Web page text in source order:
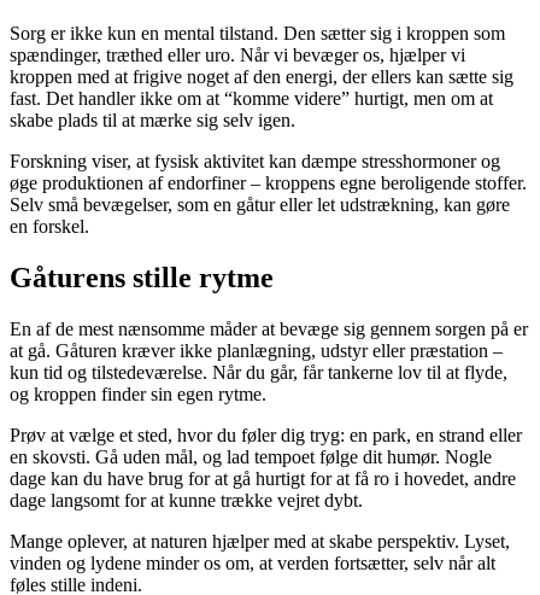
Sorg er ikke kun en mental tilstand. Den sætter sig i kroppen som
spændinger, træthed eller uro. Når vi bevæger os, hjælper vi
kroppen med at frigive noget af den energi, der ellers kan sætte sig
fast. Det handler ikke om at “komme videre” hurtigt, men om at
skabe plads til at mærke sig selv igen.
Forskning viser, at fysisk aktivitet kan dæmpe stresshormoner og
øge produktionen af endorfiner – kroppens egne beroligende stoffer.
Selv små bevægelser, som en gåtur eller let udstrækning, kan gøre
en forskel.
Gåturens stille rytme
En af de mest nænsomme måder at bevæge sig gennem sorgen på er
at gå. Gåturen kræver ikke planlægning, udstyr eller præstation –
kun tid og tilstedeværelse. Når du går, får tankerne lov til at flyde,
og kroppen finder sin egen rytme.
Prøv at vælge et sted, hvor du føler dig tryg: en park, en strand eller
en skovsti. Gå uden mål, og lad tempoet følge dit humør. Nogle
dage kan du have brug for at gå hurtigt for at få ro i hovedet, andre
dage langsomt for at kunne trække vejret dybt.
Mange oplever, at naturen hjælper med at skabe perspektiv. Lyset,
vinden og lydene minder os om, at verden fortsætter, selv når alt
føles stille indeni.